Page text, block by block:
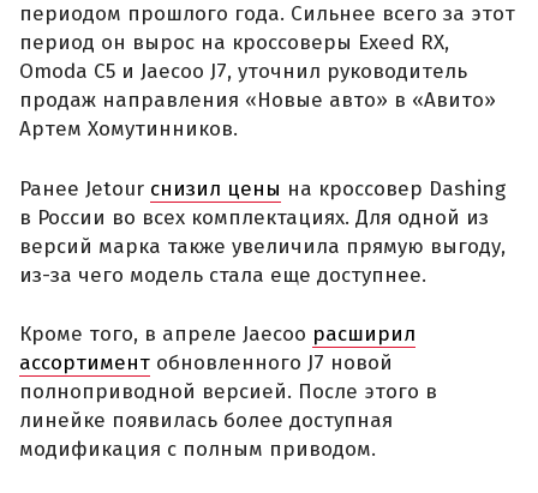
периодом прошлого года. Сильнее всего за этот
период он вырос на кроссоверы Exeed RX,
Omoda C5 и Jaecoo J7, уточнил руководитель
продаж направления «Новые авто» в «Авито»
Артем Хомутинников.
Ранее Jetour снизил цены на кроссовер Dashing
в России во всех комплектациях. Для одной из
версий марка также увеличила прямую выгоду,
из-за чего модель стала еще доступнее.
Кроме того, в апреле Jaecoo расширил
ассортимент обновленного J7 новой
полноприводной версией. После этого в
линейке появилась более доступная
модификация с полным приводом.